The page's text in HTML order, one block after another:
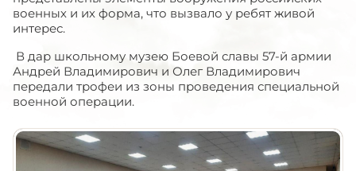
военных и их форма, что вызвало у ребят живой
интерес.
В дар школьному музею Боевой славы 57-й армии
Андрей Владимирович и Олег Владимирович
передали трофеи из зоны проведения специальной
военной операции.